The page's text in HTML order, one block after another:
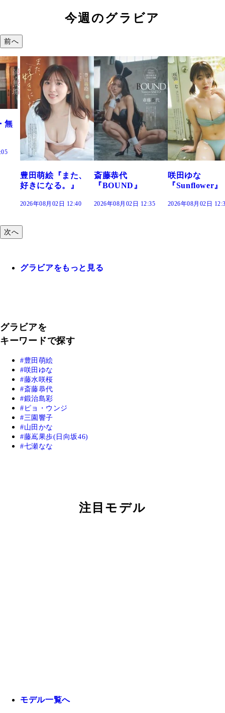
今週のグラビア
前へ
斎藤恭代
『BOUND』
2026年08月02日 12:35
咲田ゆな
『Sunflower』
2026年08月02日 12:30
藤水咲桜『花
だまり』
2026年08月02日
次へ
グラビアをもっと見る
グラビアを
キーワードで探す
豊田萌絵
咲田ゆな
藤水咲桜
斎藤恭代
鍛治島彩
ピョ・ウンジ
三園響子
山田かな
藤嶌果歩(日向坂46)
七瀬なな
注目モデル
モデル一覧へ